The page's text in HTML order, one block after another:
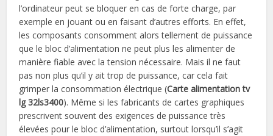
l’ordinateur peut se bloquer en cas de forte charge, par
exemple en jouant ou en faisant d’autres efforts. En effet,
les composants consomment alors tellement de puissance
que le bloc d’alimentation ne peut plus les alimenter de
manière fiable avec la tension nécessaire. Mais il ne faut
pas non plus qu’il y ait trop de puissance, car cela fait
grimper la consommation électrique (Carte alimentation tv
lg 32ls3400). Même si les fabricants de cartes graphiques
prescrivent souvent des exigences de puissance très
élevées pour le bloc d’alimentation, surtout lorsqu’il s’agit